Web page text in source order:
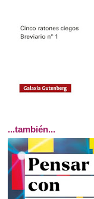
...también...